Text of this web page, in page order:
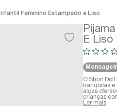
Feminino Estampado e Liso
E Liso
O Short
tranquilas e
alças
crianças
Ler mais